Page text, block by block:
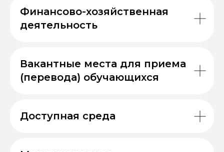
Финансово-хозяйственная
деятельность
Вакантные места для приема
(перевода) обучающихся
Доступная среда